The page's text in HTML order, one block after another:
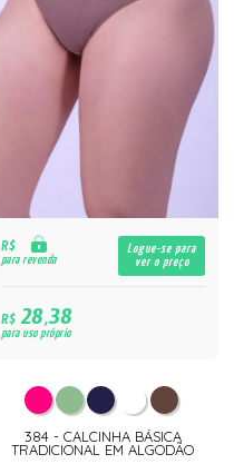
R$
para revenda
Logue-se para
ver o preço
R$28,38
para uso próprio
384 - CALCINHA BÁSICA
TRADICIONAL EM ALGODÃO